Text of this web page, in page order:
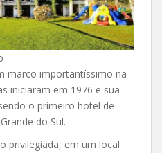
marco importantíssimo na
iniciaram em 1976 e sua
o primeiro hotel de
do Sul.
privilegiada, em um local